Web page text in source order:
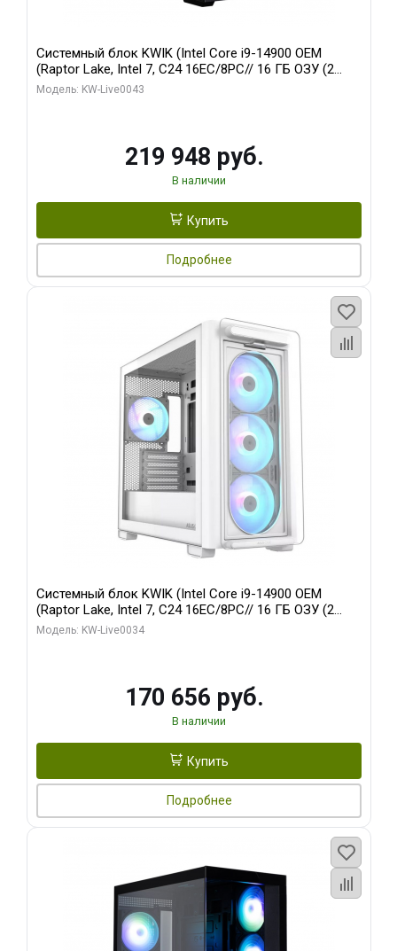
Системный блок KWIK (Intel Core i9-14900 OEM
(Raptor Lake, Intel 7, C24 16EC/8PC// 16 ГБ ОЗУ (2
модуля)/ Palit RTX5070Ti GAMINGPRO-S OC 16GB
Модель: KW-Live0043
219 948 руб.
В наличии
Купить
Подробнее
Системный блок KWIK (Intel Core i9-14900 OEM
(Raptor Lake, Intel 7, C24 16EC/8PC// 16 ГБ ОЗУ (2
модуля)/ MSI RTX5060Ti VENTUS 2X PLUS 16GB
Модель: KW-Live0034
170 656 руб.
В наличии
Купить
Подробнее